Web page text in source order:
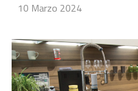
10 Marzo 2024